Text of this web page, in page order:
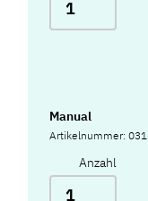
Manual
Artikelnummer:
Anzahl